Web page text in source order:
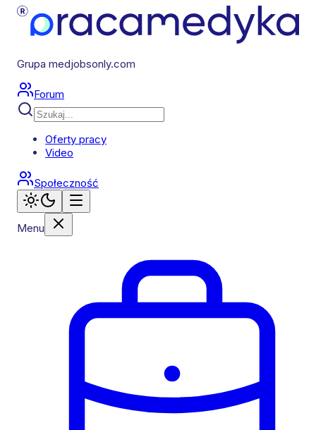
Grupa medjobsonly.com
Forum
Oferty pracy
Video
Społeczność
Menu